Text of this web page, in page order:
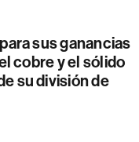
sus ganancias
cobre y el sólido
su división de